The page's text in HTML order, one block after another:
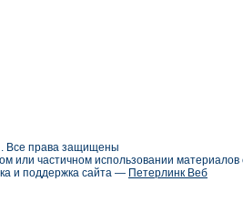
Все права защищены
или частичном использовании
и поддержка сайта — Петерлинк Веб